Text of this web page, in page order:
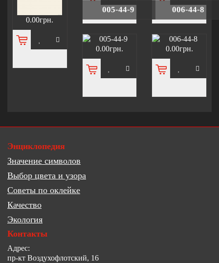
0.00грн.
005-44-9
0.00грн.
006-44-8
0.00грн.
Энциклопедия
Значение символов
Выбор цвета и узора
Советы по оклейке
Качество
Экология
Контакты
Адрес:
пр-кт Воздухофлотский, 16